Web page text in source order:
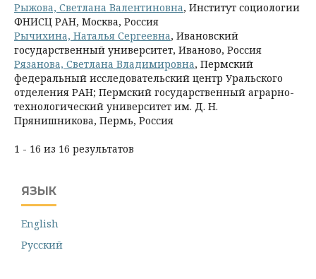
Рыжова, Светлана Валентиновна, Институт социологии
ФНИСЦ РАН, Москва, Россия
Рычихина, Наталья Сергеевна, Ивановский
государственный университет, Иваново, Россия
Рязанова, Светлана Владимировна, Пермский
федеральный исследовательский центр Уральского
отделения РАН; Пермский государственный аграрно-
технологический университет им. Д. Н.
Прянишникова, Пермь, Россия
1 - 16 из 16 результатов
ЯЗЫК
English
Русский